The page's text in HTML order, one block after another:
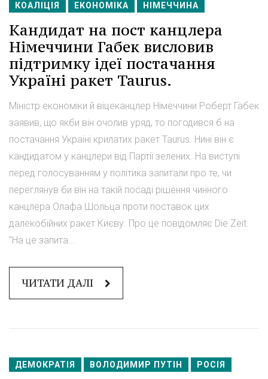
КОАЛІЦІЯ ЕКОНОМІКА НІМЕЧЧИНА
Кандидат на пост канцлера
Німеччини Габек висловив
підтримку ідеї постачання
Україні ракет Taurus.
Міністр економіки й віцеканцлер Німеччини Роберт Габек
заявив, що якби він очолив уряд, то погодився б на
постачання Україні крилатих ракет Taurus. Нині він є
кандидатом у канцлери від Партії зелених. На виступі
перед голосуванням у політика запитали про те, чи
переглянув би він на такій посаді рішення чинного
канцлера Олафа Шольца проти поставок цих
далекобійних ракет Києву. Про це повідомляє Die Zeit.
"На це запита...
ЧИТАТИ ДАЛІ
ДЕМОКРАТІЯ ВОЛОДИМИР ПУТІН РОСІЯ